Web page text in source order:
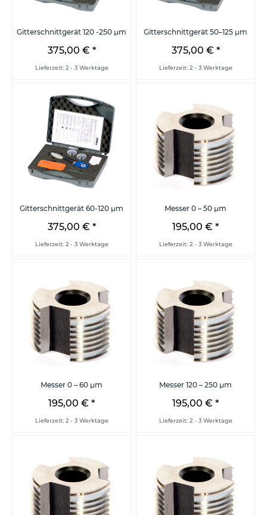
Gitterschnittgerät 120 -250 µm
375,00 € *
Lieferzeit: 2 - 3 Werktage
Gitterschnittgerät 50–125 µm
375,00 € *
Lieferzeit: 2 - 3 Werktage
Gitterschnittgerät 60-120 µm
375,00 € *
Lieferzeit: 2 - 3 Werktage
Messer 0 – 50 µm
195,00 € *
Lieferzeit: 2 - 3 Werktage
Messer 0 – 60 µm
195,00 € *
Lieferzeit: 2 - 3 Werktage
Messer 120 – 250 µm
195,00 € *
Lieferzeit: 2 - 3 Werktage